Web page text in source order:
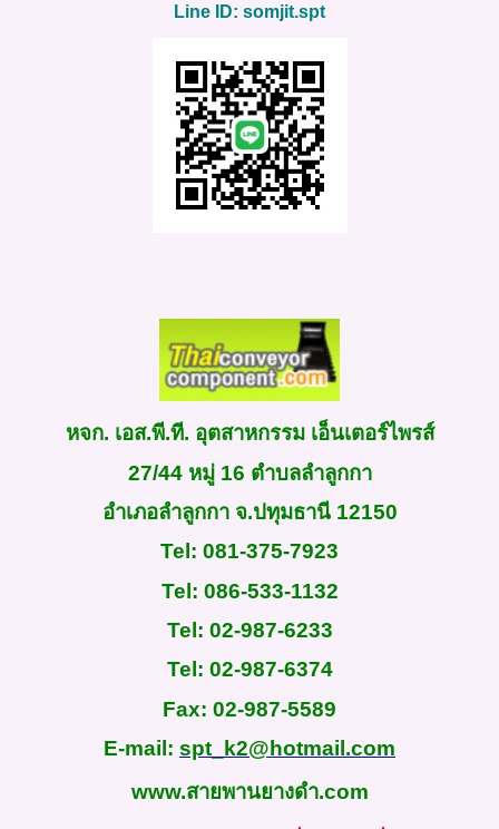
Line ID: somjit.spt
หจก. เอส.พี.ที. อุตสาหกรรม เอ็นเตอร์ไพรส์
27/44 หมู่ 16 ตำบลลำลูกกา
อำเภอลำลูกกา จ.ปทุมธานี 12150
Tel : 081-375-7923
Tel: 086-533-1132
Tel: 02-987-6233
Tel: 02-987-6374
Fax: 02-987-5589
E-mail: spt_k2@hotmail.com
www.สายพานยางดํา.com